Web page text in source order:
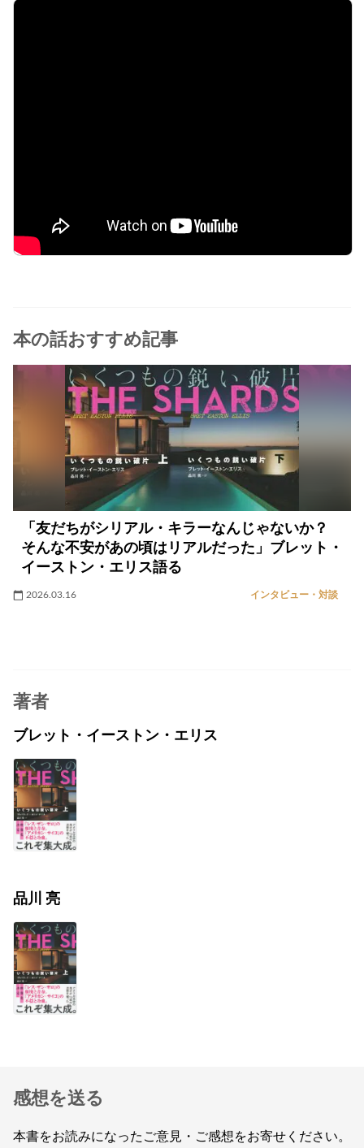
本の話おすすめ記事
「友だちがシリアル・キラーなんじゃないか？
そんな不安があの頃はリアルだった」ブレット・
イーストン・エリス語る
2026.03.16 インタビュー・対談
著者
ブレット・イーストン・エリス
品川 亮
感想を送る
本書をお読みになったご意見・ご感想をお寄せください。